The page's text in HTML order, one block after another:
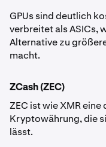
GPUs sind deutlich
verbreitet als ASICs,
Alternative zu
macht.
ZCash (ZEC)
ZEC ist wie XMR
Kryptowährung, die
lässt.